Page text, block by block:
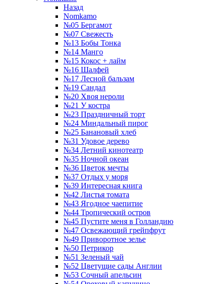
Назад
Nomkamo
№05 Бергамот
№07 Свежесть
№13 Бобы Тонка
№14 Манго
№15 Кокос + лайм
№16 Шалфей
№17 Лесной бальзам
№19 Сандал
№20 Хвоя нероли
№21 У костра
№23 Праздничный торт
№24 Миндальный пирог
№25 Банановый хлеб
№31 Удовое дерево
№34 Летний кинотеатр
№35 Ночной океан
№36 Цветок мечты
№37 Отдых у моря
№39 Интересная книга
№42 Листья томата
№43 Ягодное чаепитие
№44 Тропический остров
№45 Пустите меня в Голландию
№47 Освежающий грейпфрут
№49 Приворотное зелье
№50 Петрикор
№51 Зеленый чай
№52 Цветущие сады Англии
№53 Сочный апельсин